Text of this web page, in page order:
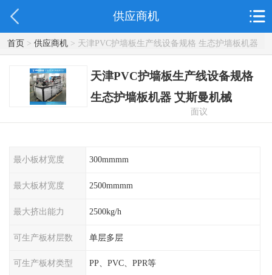
供应商机
首页> 供应商机> 天津PVC护墙板生产线设备规格 生态护墙板机器
艾斯曼机械
天津PVC护墙板生产线设备规格
生态护墙板机器 艾斯曼机械
面议
最小板材宽度 300mmmm
最大板材宽度 2500mmmm
最大挤出能力 2500kg/h
可生产板材层数 单层多层
可生产板材类型 PP、PVC、PPR等